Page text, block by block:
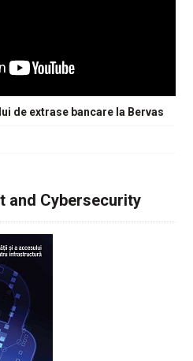
de extrase bancare la Bervas
and Cybersecurity